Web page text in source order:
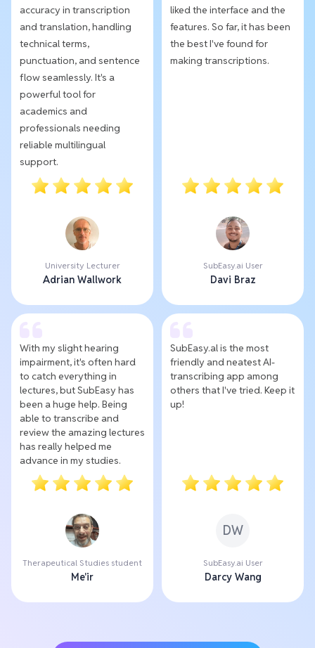
accuracy in transcription
and translation, handling
technical terms,
punctuation, and sentence
flow seamlessly. It's a
powerful tool for
academics and
professionals needing
reliable multilingual
support.
University Lecturer
Adrian Wallwork
liked the interface and the
features. So far, it has been
the best I've found for
making transcriptions.
SubEasy.ai User
Davi Braz
With my slight hearing
impairment, it's often hard
to catch everything in
lectures, but SubEasy has
been a huge help. Being
able to transcribe and
review the amazing lectures
has really helped me
advance in my studies.
Therapeutical Studies student
Me'ir
SubEasy.al is the most
friendly and neatest AI-
transcribing app among
others that I've tried. Keep it
up!
DW
SubEasy.ai User
Darcy Wang